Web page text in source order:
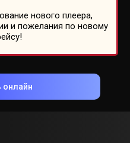
нового плеера,
и пожелания по новому
онлайн